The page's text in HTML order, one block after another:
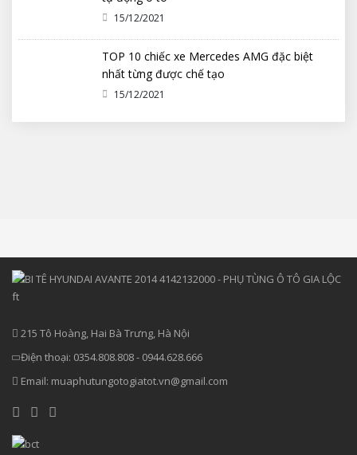
15/12/2021
TOP 10 chiếc xe Mercedes AMG đặc biệt
nhất từng được chế tạo
15/12/2021
215 Tô Hoàng, Hai Bà Trưng, Hà Nội
Điện thoại: 0354.808.808- 0944.628.666
Email: muaphutungotogiatot.vn@gmail.com